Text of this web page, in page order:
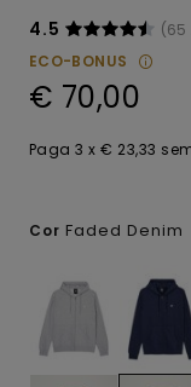
4.5
(65
ECO-BONUS
€ 70,00
Paga 3 x € 23,33
Cor Faded Denim